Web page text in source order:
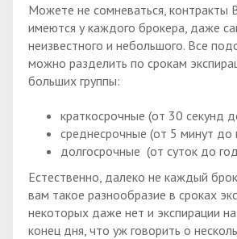
Можете не сомневаться,
имеются у каждого брокера, даже
неизвестного и небольшого. Все
можно разделить по срокам
больших группы:
краткосрочные (от 30 секунд
среднесрочные (от 5 минут до
долгосрочные (от суток до
Естественно, далеко не каждый
вам такое разнообразие в сроках
некоторых даже нет и экспирации
конец дня, что уж говорить о